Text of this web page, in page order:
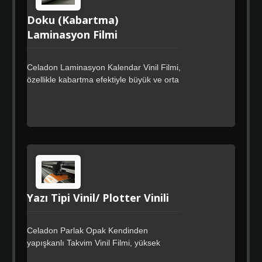
Doku (Kabartma)
Laminasyon Filmi
Celadon Laminasyon Kalendar Vinil Filmi,
özellikle kabartma efektiyle büyük ve orta
bırakmayan özel güçlü yapışkanı vardır.
güvenilir performansı sayesinde, bu
ürünler özellikle araçların ve oluklu
yüzeylerin kısmi veya tamamen
kaplanması için uygundur.
Yazı Tipi Vinil/ Plotter Vinili
Celadon Parlak Opak Kendinden
yapışkanlı Takvim Vinil Filmi, yüksek